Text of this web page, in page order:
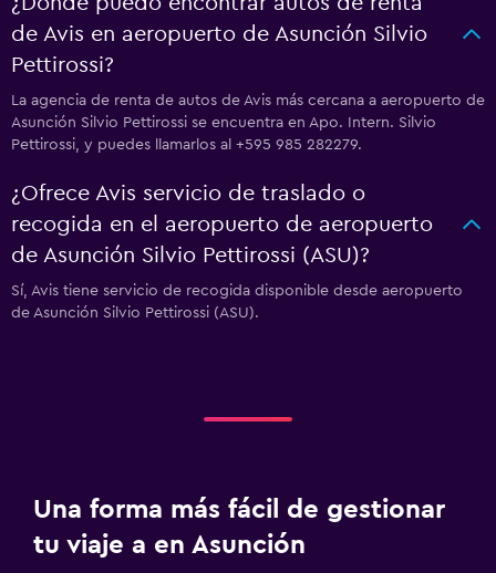
de Avis en aeropuerto de Asunción Silvio
Pettirossi?
La agencia de renta de autos de Avis más cercana a aeropuerto de
Asunción Silvio Pettirossi se encuentra en Apo. Intern. Silvio
Pettirossi, y puedes llamarlos al +595 985 282279.
¿Ofrece Avis servicio de traslado o
recogida en el aeropuerto de aeropuerto
de Asunción Silvio Pettirossi (ASU)?
Sí, Avis tiene servicio de recogida disponible desde aeropuerto
de Asunción Silvio Pettirossi (ASU).
Una forma más fácil de gestionar
tu viaje a en Asunción